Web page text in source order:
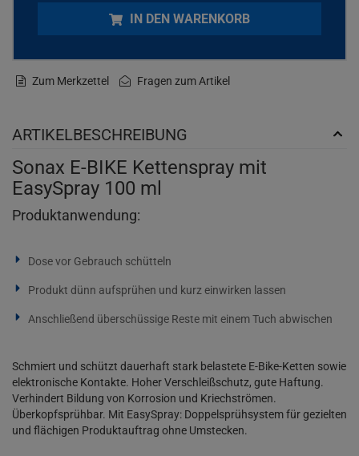
IN DEN WARENKORB
Zum Merkzettel Fragen zum Artikel
ARTIKELBESCHREIBUNG
Sonax E-BIKE Kettenspray mit
EasySpray 100 ml
Produktanwendung:
Dose vor Gebrauch schütteln
Produkt dünn aufsprühen und kurz einwirken lassen
Anschließend überschüssige Reste mit einem Tuch abwischen
Schmiert und schützt dauerhaft stark belastete E-Bike-Ketten sowie
elektronische Kontakte. Hoher Verschleißschutz, gute Haftung.
Verhindert Bildung von Korrosion und Kriechströmen.
Überkopfsprühbar. Mit EasySpray: Doppelsprühsystem für gezielten
und flächigen Produktauftrag ohne Umstecken.